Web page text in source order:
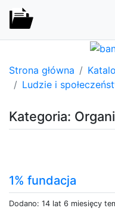
Strona główna
Ludzie i
Kategoria:
1% fundacja
Dodano: 14 lat 6 miesięcy